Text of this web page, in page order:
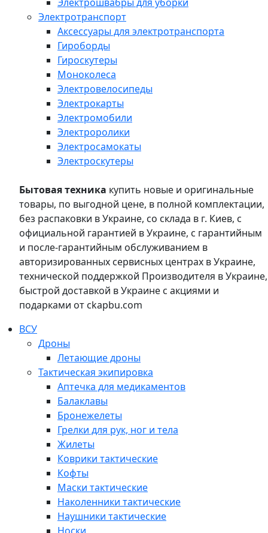
Электротранспорт
Аксессуары для электротранспорта
Гироборды
Гироскутеры
Моноколеса
Электровелосипеды
Электрокарты
Электромобили
Электроролики
Электросамокаты
Электроскутеры
Бытовая техника купить новые и оригинальные
товары, по выгодной цене, в полной комплектации,
без распаковки в Украине, со склада в г. Киев, с
официальной гарантией в Украине, с гарантийным
и после-гарантийным обслуживанием в
авторизированных сервисных центрах в Украине,
технической поддержкой Производителя в Украине,
быстрой доставкой в Украине с акциями и
подарками от ckapbu.com
ВСУ
Дроны
Летающие дроны
Тактическая экипировка
Аптечка для медикаментов
Балаклавы
Бронежелеты
Грелки для рук, ног и тела
Жилеты
Коврики тактические
Кофты
Маски тактические
Наколенники тактические
Наушники тактические